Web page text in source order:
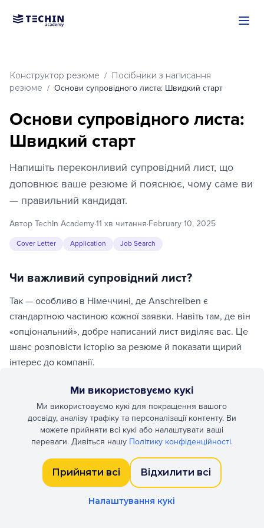
Конструктор резюме / Посібники з написання
резюме / Основи супровідного листа: Швидкий старт
Основи супровідного листа:
Швидкий старт
Напишіть переконливий супровідний лист, що
доповнює ваше резюме й пояснює, чому саме ви
— правильний кандидат.
Автор TechIn Academy·11 хв читання·February 10, 2025
Cover Letter Application Job Search
Чи важливий супровідний лист?
Так — особливо в Німеччині, де Anschreiben є
стандартною частиною кожної заявки. Навіть там, де він
«опціональний», добре написаний лист виділяє вас. Це
шанс розповісти історію за резюме й показати щирий
інтерес до компанії.
Структура: Вступ, Основна частина,
Висновок
Одна сторінка. Вступ: роль і одна переконлива причина
досвід із вимогами конкретними прикладами. Висновок:
підтвердження інтересу, доступність, конкретний next
Ми використовуємо кукі
Ми використовуємо кукі для покращення вашого
досвіду, аналізу трафіку та персоналізації контенту. Ви
можете прийняти всі кукі або налаштувати ваші
переваги. Дивіться нашу Політику конфіденційності.
Прийняти всі Відхилити всі
Налаштування кукі